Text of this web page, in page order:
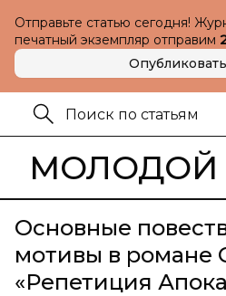
Отправьте статью сегодня!
печатный экземпляр отправим
МОЛОДОЙ
Основные
мотивы в романе
«Репетиция